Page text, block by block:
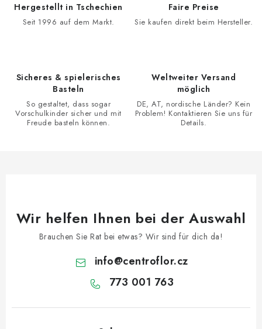
Hergestellt in Tschechien
Seit 1996 auf dem Markt.
Faire Preise
Sie kaufen direkt beim Hersteller.
Sicheres & spielerisches
Basteln
So gestaltet, dass sogar
Vorschulkinder sicher und mit
Freude basteln können.
Weltweiter Versand
möglich
DE, AT, nordische Länder? Kein
Problem! Kontaktieren Sie uns für
Details.
Wir helfen Ihnen bei der Auswahl
Brauchen Sie Rat bei etwas? Wir sind für dich da!
info@centroflor.cz
773 001 763